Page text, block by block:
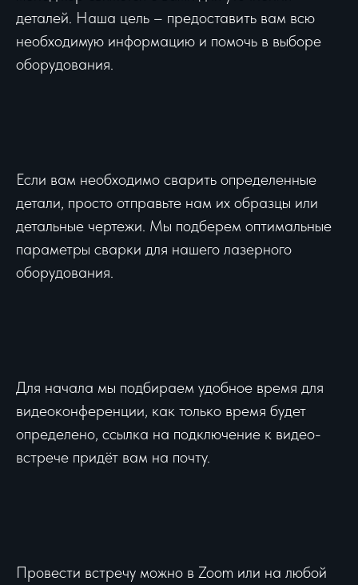
деталей. Наша цель – предоставить вам всю
необходимую информацию и помочь в выборе
оборудования.
Если вам необходимо сварить определенные
детали, просто отправьте нам их образцы или
детальные чертежи. Мы подберем оптимальные
параметры сварки для нашего лазерного
оборудования.
Для начала мы подбираем удобное время для
видеоконференции, как только время будет
определено, ссылка на подключение к видео-
встрече придёт вам на почту.
Провести встречу можно в Zoom или на любой